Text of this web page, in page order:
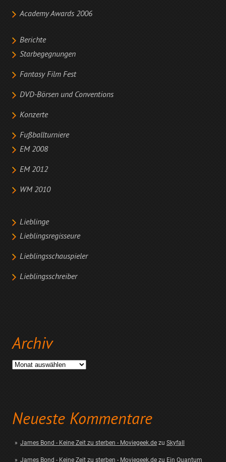
Academy Awards 2006
Berichte
Starbegegnungen
Fantasy Film Fest
DVD-Börsen und Conventions
Konzerte
Fußballturniere
EM 2008
EM 2012
WM 2010
Lieblinge
Lieblingsregisseure
Lieblingsschauspieler
Lieblingsschreiber
Archiv
Archiv
Neueste Kommentare
James Bond - Keine Zeit zu sterben - Moviegeek.dezu Skyfall
James Bond - Keine Zeit zu sterben - Moviegeek.dezu Ein Quantum